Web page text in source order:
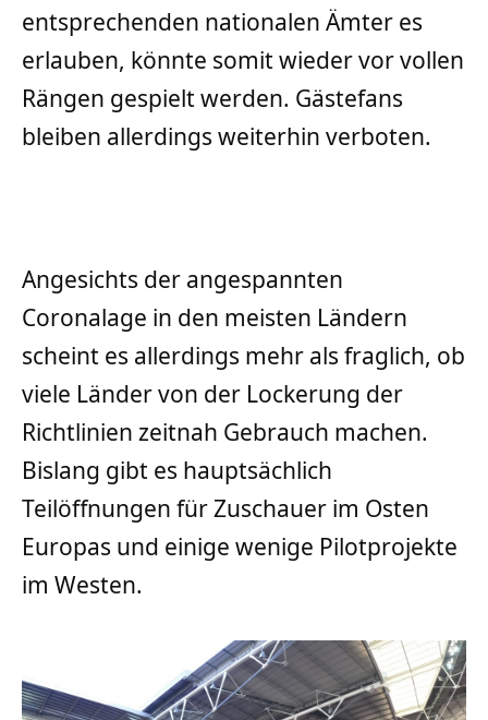
entsprechenden nationalen Ämter es
erlauben, könnte somit wieder vor vollen
Rängen gespielt werden. Gästefans
bleiben allerdings weiterhin verboten.
Angesichts der angespannten
Coronalage in den meisten Ländern
scheint es allerdings mehr als fraglich, ob
viele Länder von der Lockerung der
Richtlinien zeitnah Gebrauch machen.
Bislang gibt es hauptsächlich
Teilöffnungen für Zuschauer im Osten
Europas und einige wenige Pilotprojekte
im Westen.